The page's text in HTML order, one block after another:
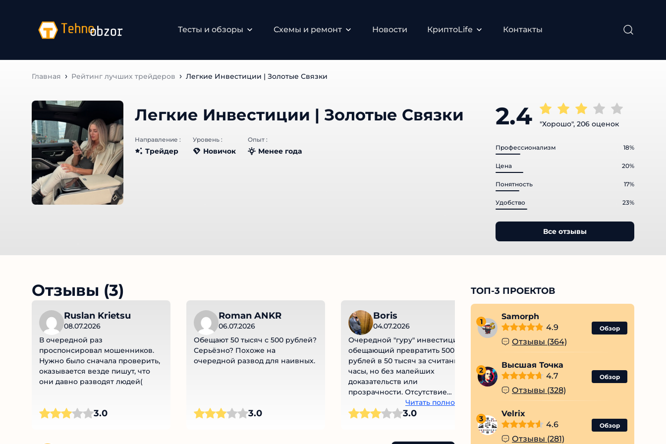
Тесты и обзоры Схемы и ремонт Новости КриптоLife Контакты
Главная Рейтинг лучших трейдеров Легкие Инвестиции | Золотые Связки
Легкие Инвестиции | Золотые Связки
Направление :
Трейдер
Уровень :
Новичок
Опыт :
Менее года
2.4 "Хорошо", 206 оценок
Профессионализм 18%
Цена 20%
Понятность 17%
Удобство 23%
Все отзывы
Отзывы (3)
Ruslan Krietsu
08.07.2026
В очередной раз
проспонсировал мошенников.
Нужно было сначала проверить,
оказывается везде пишут, что
они давно разводят людей(
3.0
Roman ANKR
06.07.2026
Обещают 50 тысяч с 500 рублей?
Серьёзно? Похоже на
очередной развод для наивных.
3.0
Boris
04.07.2026
Очередной "гуру" инвестиций,
обещающий превратить 500
рублей в 50 тысяч за считанные
часы, но без малейших
доказательств или
прозрачности. Отсутствие
лицензий, непрозрачные
условия и сомнительные отзывы
Читать полностью
3.0
ТОП-3 ПРОЕКТОВ
Samorph
4.9
Отзывы (364)
Обзор
2
Высшая Точка
4.7
Отзывы (328)
Обзор
3
Velrix
4.6
Отзывы (281)
Обзор